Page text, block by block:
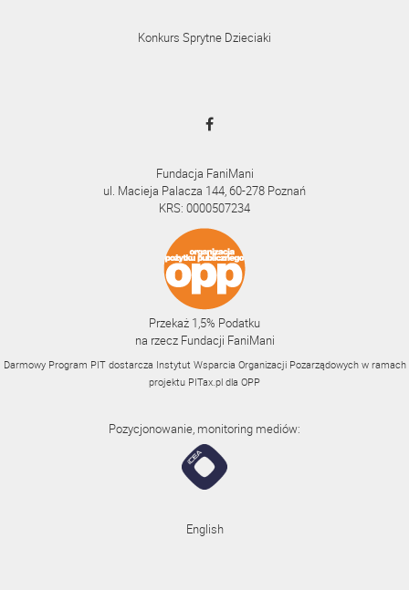
Konkurs Sprytne Dzieciaki
Fundacja FaniMani
ul. Macieja Palacza 144, 60-278 Poznań
KRS: 0000507234
Przekaż 1,5% Podatku
na rzecz Fundacji FaniMani
Darmowy Program PIT dostarcza Instytut Wsparcia Organizacji Pozarządowych w ramach
projektu PITax.pl dla OPP
Pozycjonowanie, monitoring mediów:
English